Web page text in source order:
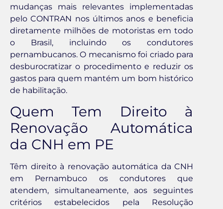
mudanças mais relevantes implementadas
pelo CONTRAN nos últimos anos e beneficia
diretamente milhões de motoristas em todo
o Brasil, incluindo os condutores
pernambucanos. O mecanismo foi criado para
desburocratizar o procedimento e reduzir os
gastos para quem mantém um bom histórico
de habilitação.
Quem Tem Direito à
Renovação Automática
da CNH em PE
Têm direito à renovação automática da CNH
em Pernambuco os condutores que
atendem, simultaneamente, aos seguintes
critérios estabelecidos pela Resolução